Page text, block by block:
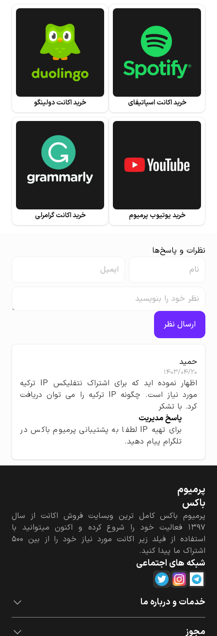
خرید اکانت اسپاتیفای خرید اکانت دولینگو
خرید یوتیوب پرمیوم خرید اکانت گرامرلی
نظرات و پاسخ‌ها
ارسال نظر
حمید
1403/04/20
اظهار نموده اید که برای اشتراک نتفلیکس IP ترکیه
مورد نیاز است. چگونه IP ترکیه را می توان دریافت
کرد. با تشکر
پاسخ مدیریت
برای تهیه IP لطفا به پشتیبانی پرمیوم باکس در
تلگرام پیام دهید.
پرمیوم‌
باکس
پرمیوم باکس کامل ترین وبسایت فروش اکانت از سال
۱۳۹۷ فعالیت خود را شروع کرده و اکنون میتوانید با
استفاده از فیلد زیر اکانت مورد نیاز خود را از بین ۵۰۰
اشتراک ما پیدا کنید.
شبکه های اجتماعی
خدمات و درباره ما
مجوز